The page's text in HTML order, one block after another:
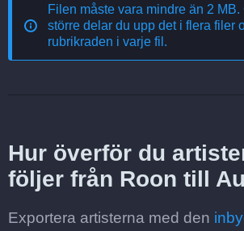
Filen måste vara mindre än 2
större delar du upp det i flera filer
rubrikraden i varje fil.
Hur överför du
följer från Roon till
Exportera artisterna med den